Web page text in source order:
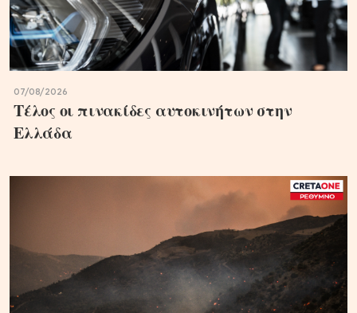
07/08/2026
Τέλος οι πινακίδες αυτοκινήτων στην
Ελλάδα